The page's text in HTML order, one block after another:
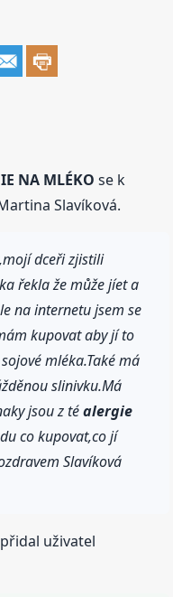
NA MLÉKO se k
Slavíková.
dceři zjistili
řekla že může jíet a
na internetu jsem se
kupovat aby jí to
mléka.Také má
slinivku.Má
jsou z téalergie
co kupovat,co jí
Slavíková
uživatel